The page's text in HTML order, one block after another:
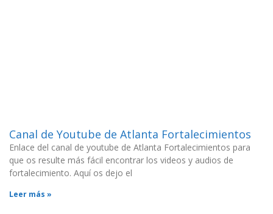
Canal de Youtube de Atlanta Fortalecimientos
Enlace del canal de youtube de Atlanta Fortalecimientos para
que os resulte más fácil encontrar los videos y audios de
fortalecimiento. Aquí os dejo el
Leer más »